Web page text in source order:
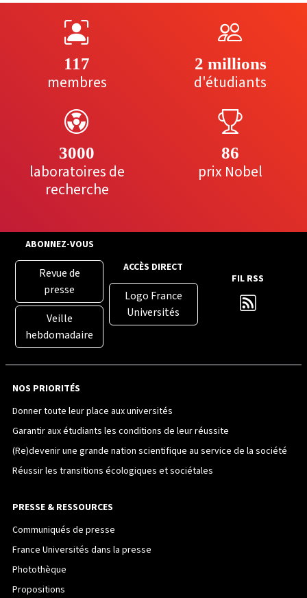
117
membres
2 millions
d'étudiants
3000
laboratoires de
recherche
86
prix Nobel
ABONNEZ-VOUS
Revue de
presse
Veille
hebdomadaire
ACCÈS DIRECT
Logo France
Universités
FIL RSS
NOS PRIORITÉS
Donner toute leur place aux universités
Garantir aux étudiants les conditions de leur réussite
(Re)devenir une grande nation scientifique au service de la société
Réussir les transitions écologiques et sociétales
PRESSE & RESSOURCES
Communiqués de presse
France Universités dans la presse
Photothèque
Propositions